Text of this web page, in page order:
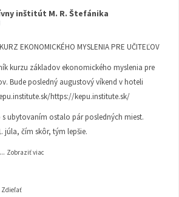
inštitút M. R. Štefánika
EKONOMICKÉHO MYSLENIA PRE UČITEĽOV
kurzu základov ekonomického myslenia pre
Bude posledný augustový víkend v hoteli
https://kepu.institute.sk/
ubytovaním ostalo pár posledných miest.
júla, čím skôr, tým lepšie.
... Zobraziť viac
Zdieľať